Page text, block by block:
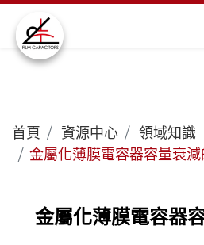
首頁 資源中心
領域知識
金屬化薄膜電容器容量衰減
金屬化薄膜電容器